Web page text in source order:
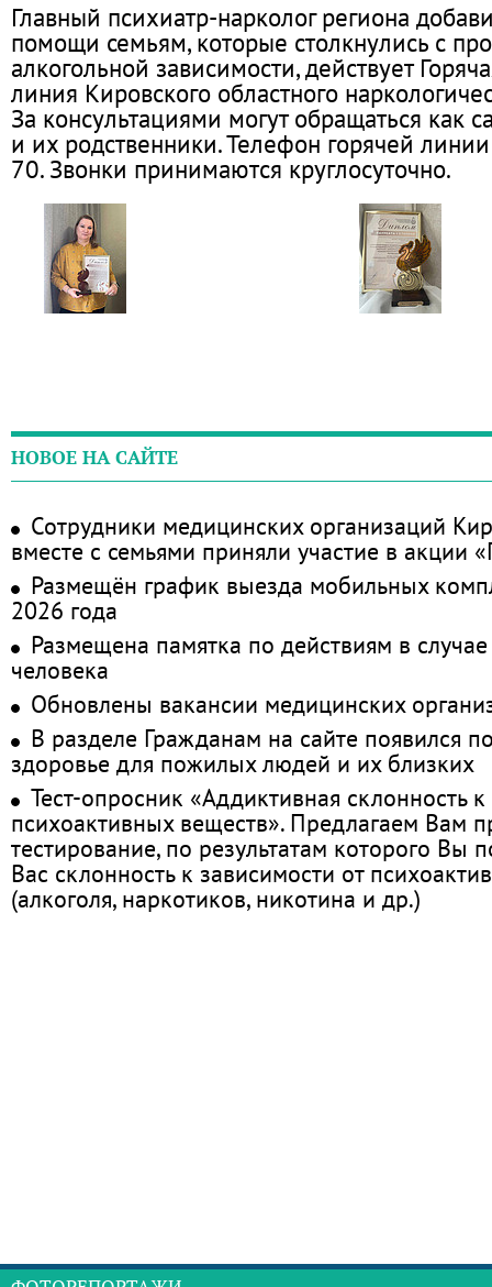
Главный психиатр-нарколог региона
помощи семьям, которые столкнулись с
алкогольной зависимости, действует
линия Кировского областного
За консультациями могут обращаться как
и их родственники. Телефон горячей
70. Звонки принимаются круглосуточно.
НОВОЕ НА САЙТЕ
Сотрудники медицинских организаций
вместе с семьями приняли участие в акции
Размещён график выезда мобильных
2026 года
Размещена памятка по действиям в
человека
Обновлены вакансии медицинских
В разделе Гражданам на сайте появился
здоровье для пожилых людей и их близких
Тест-опросник «Аддиктивная склонность
психоактивных веществ». Предлагаем Вам
тестирование, по результатам которого Вы
Вас склонность к зависимости от
(алкоголя, наркотиков, никотина и др.)